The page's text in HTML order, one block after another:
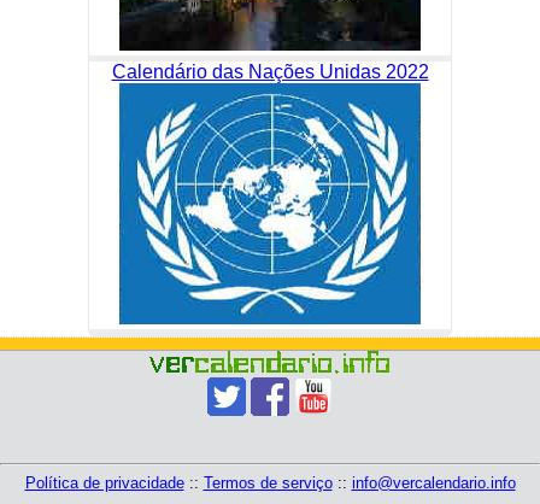
Calendário das Nações Unidas 2022
Política de privacidade:: Termos de serviço:: info@vercalendario.info